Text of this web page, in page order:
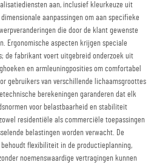
aan, inclusief kleurkeuze uit
aanpassingen om aan specifieke
die door de klant gewenste
Ergonomische aspecten krijgen speciale
de fabrikant voert uitgebreid onderzoek uit
en armleuningposities om comfortabel
gebruikers van verschillende lichaamsgroottes
berekeningen garanderen dat elk
voor belastbaarheid en stabiliteit
residentiële als commerciële toepassingen
belastingen worden verwacht. De
flexibiliteit in de productieplanning,
noemenswaardige vertragingen kunnen